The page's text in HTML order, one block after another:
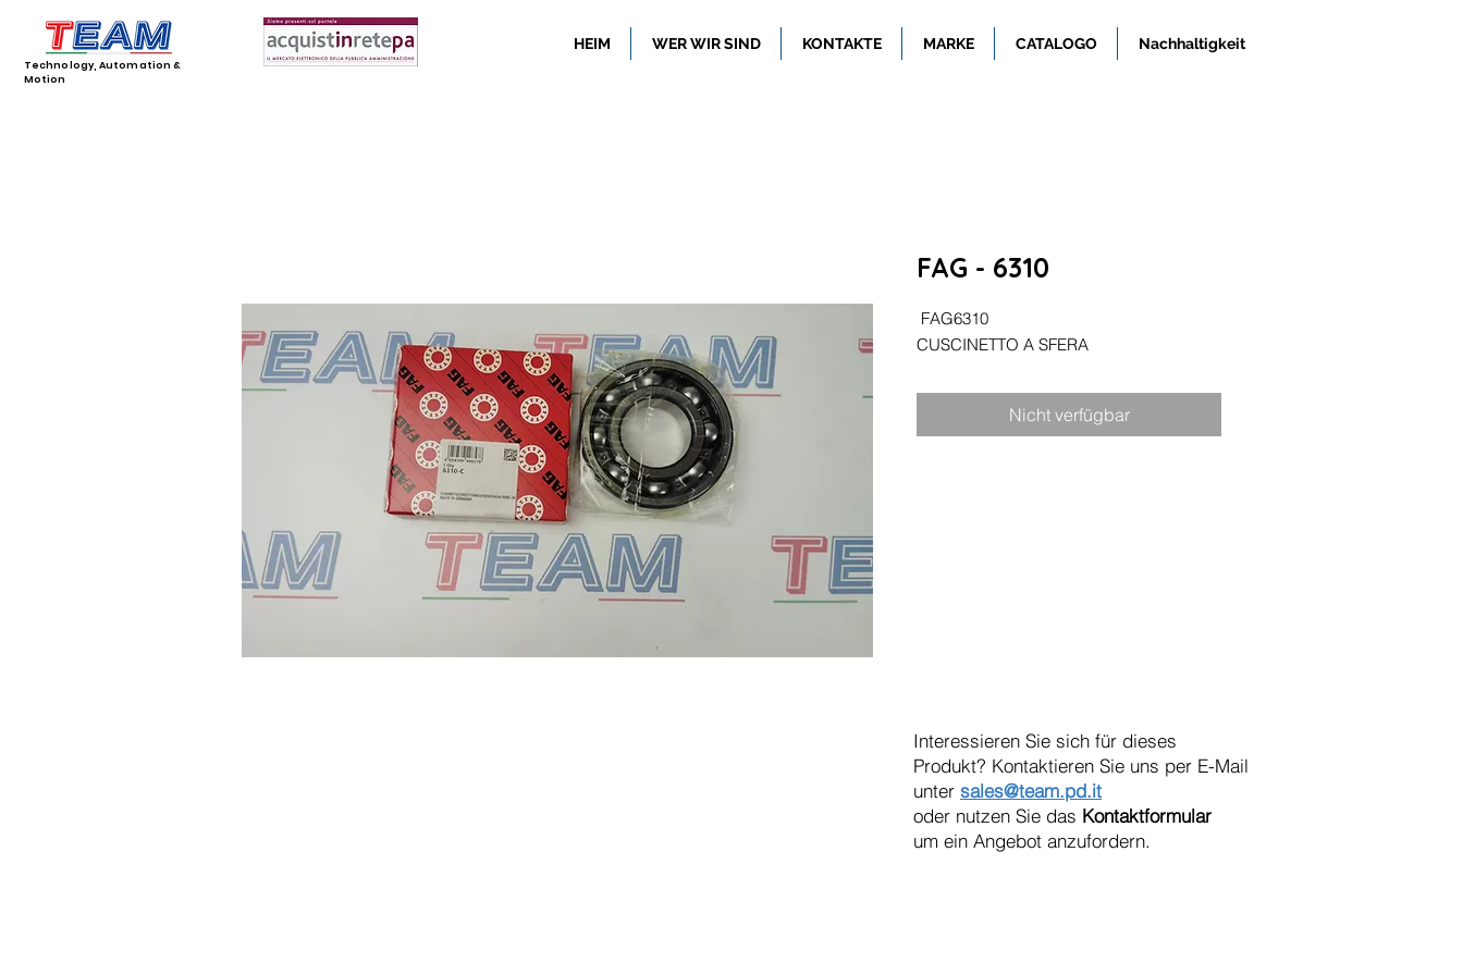
Technology, Automation &
Motion
HEIM WER WIR SIND KONTAKTE MARKE CATALOGO Nachhaltigkeit
FAG - 6310
FAG6310
CUSCINETTO A SFERA
Nicht verfügbar
Interessieren Sie sich für dieses
Produkt? Kontaktieren Sie uns per E-Mail
unter sales@team.pd.it
oder nutzen Sie das Kontaktformular
um ein Angebot anzufordern.